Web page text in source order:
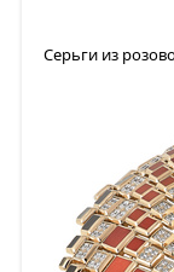
Серьги из